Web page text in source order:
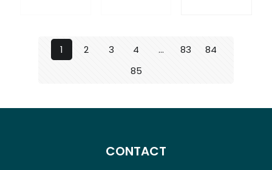
1 2 3 4 … 83
84
85
CONTACT